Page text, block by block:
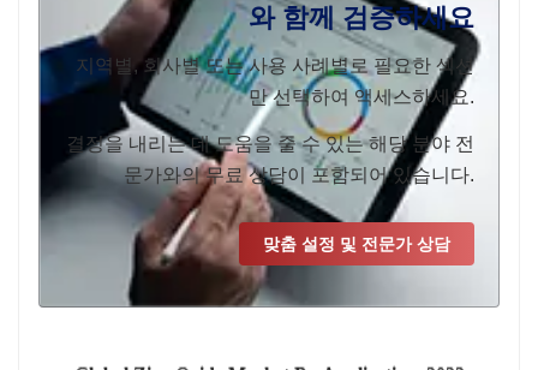
와 함께 검증하세요
지역별, 회사별 또는 사용 사례별로 필요한 섹션
만 선택하여 액세스하세요.
결정을 내리는 데 도움을 줄 수 있는 해당 분야 전
문가와의 무료 상담이 포함되어 있습니다.
맞춤 설정 및 전문가 상담